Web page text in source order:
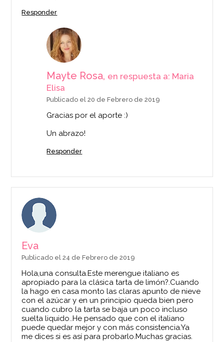
Responder
Mayte Rosa, en respuesta a: Maria
Elisa
Publicado el 20 de Febrero de 2019
Gracias por el aporte :)
Un abrazo!
Responder
Eva
Publicado el 24 de Febrero de 2019
Hola,una consulta.Este merengue italiano es
apropiado para la clásica tarta de limón?.Cuando
la hago en casa monto las claras apunto de nieve
con el azúcar y en un principio queda bien pero
cuando cubro la tarta se baja un poco incluso
suelta liquido..He pensado que con el italiano
puede quedar mejor y con más consistencia.Ya
me dices si es así para probarlo.Muchas gracias.